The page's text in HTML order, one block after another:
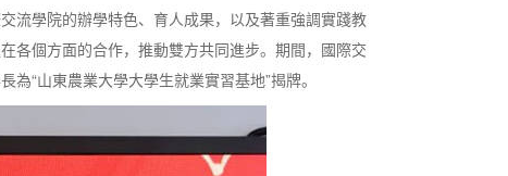
學院的辦學特色、育人成果，以及著重強調實踐教
各個方面的合作，推動雙方共同進步。期間，國際交
“山東農業大學大學生就業實習基地”揭牌。